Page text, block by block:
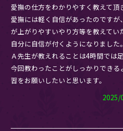
愛撫の仕方をわかりやすく教えて頂
愛撫には軽く自信があったのです
が上がりやすいやり方等を教えてい
自分に自信が付くようになりました。
Ａ先生が教えれることは4時間では
今回教わったことがしっかりでき
習をお願いしたいと思います。